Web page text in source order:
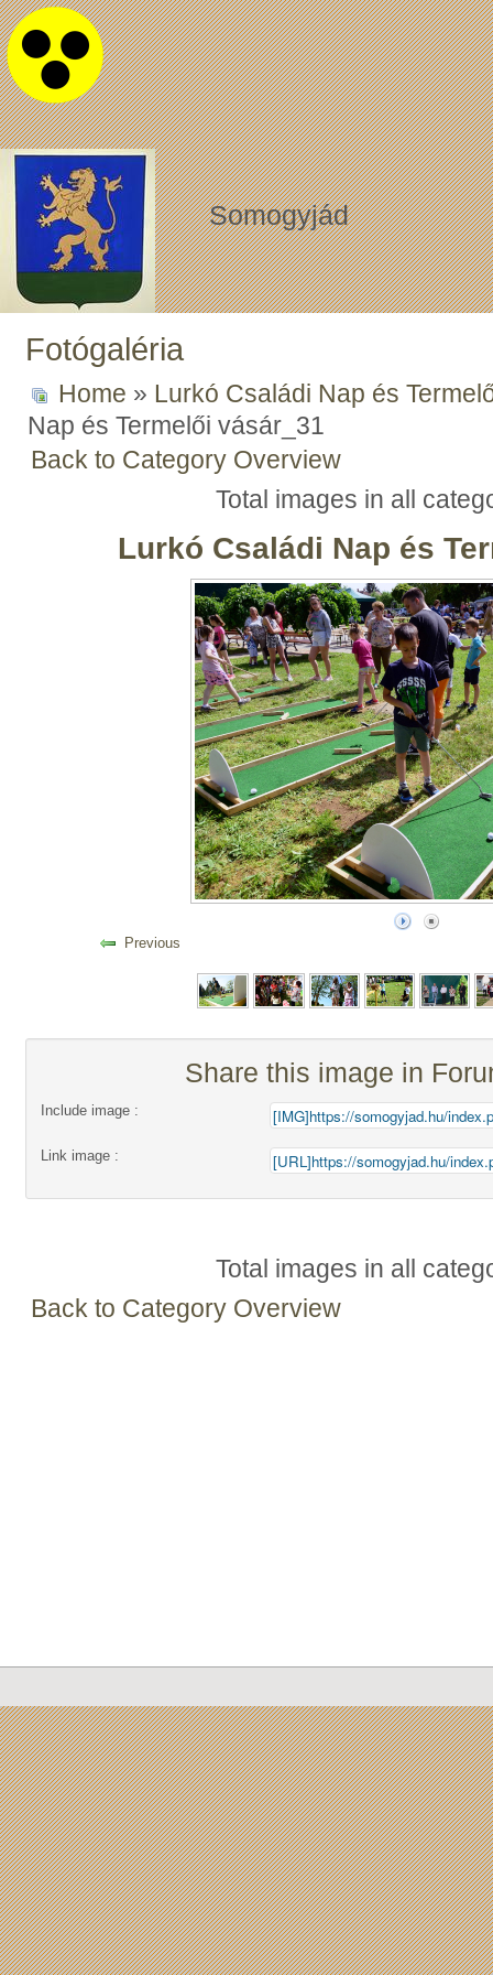
Somogyjád
Fotógaléria
Home » Lurkó Családi Nap és
Nap és Termelői vásár_31
Back to Category Overview
Total images in all
Lurkó Családi Nap és
Previous
Share this image in
Include image :
Link image :
Total images in all
Back to Category Overview